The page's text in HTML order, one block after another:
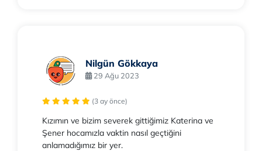
Nilgün Gökkaya
29 Ağu 2023
(3 ay önce)
Kızımın ve bizim severek gittiğimiz Katerina ve
Şener hocamızla vaktin nasıl geçtiğini
anlamadığımız bir yer.